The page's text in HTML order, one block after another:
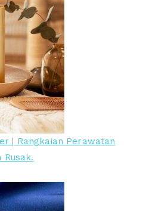
| Rangkaian Perawatan
Rusak.